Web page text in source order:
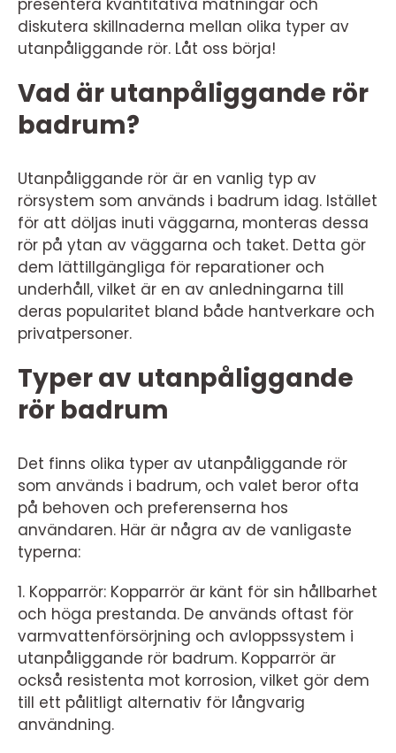
presentera kvantitativa mätningar och
diskutera skillnaderna mellan olika typer av
utanpåliggande rör. Låt oss börja!
Vad är utanpåliggande rör
badrum?
Utanpåliggande rör är en vanlig typ av
rörsystem som används i badrum idag. Istället
för att döljas inuti väggarna, monteras dessa
rör på ytan av väggarna och taket. Detta gör
dem lättillgängliga för reparationer och
underhåll, vilket är en av anledningarna till
deras popularitet bland både hantverkare och
privatpersoner.
Typer av utanpåliggande
rör badrum
Det finns olika typer av utanpåliggande rör
som används i badrum, och valet beror ofta
på behoven och preferenserna hos
användaren. Här är några av de vanligaste
typerna:
1. Kopparrör: Kopparrör är känt för sin hållbarhet
och höga prestanda. De används oftast för
varmvattenförsörjning och avloppssystem i
utanpåliggande rör badrum. Kopparrör är
också resistenta mot korrosion, vilket gör dem
till ett pålitligt alternativ för långvarig
användning.